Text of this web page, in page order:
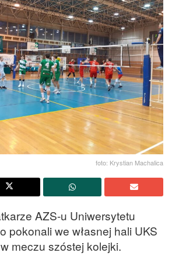
foto: Krystian Machalica
AZS-u Uniwersytetu
pokonali we własnej hali UKS
meczu szóstej kolejki.